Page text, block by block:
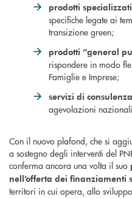
prodotti specializzati
specifiche legate ai
transizione green;
prodotti “general
rispondere in modo
Famiglie e Imprese;
servizi di
agevolazioni
Con il nuovo plafond, che si
a sostegno degli interventi del
conferma ancora una volta il suo
nell’offerta dei finanziamenti
territori in cui opera, allo